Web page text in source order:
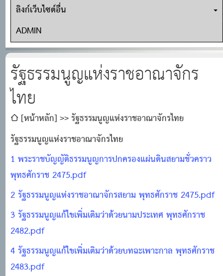
ลิงก์เว็บไซต์อื่น
ADMIN
รัฐธรรมนูญแห่งราชอาณาจักร
ไทย
[หน้าหลัก]
รัฐธรรมนูญแห่งราชอาณาจักรไทย
รัฐธรรมนูญแห่งราชอาณาจักรไทย
1 พระราชบัญญัติธรรมนูญการปกครองแผ่นดินสยามชั่วคราว
พุทธศักราช 2475.pdf
2 รัฐธรรมนูญแห่งราชอาณาจักรสยาม พุทธศักราช 2475.pdf
3 รัฐธรรมนูญแก้ไขเพิ่มเติมว่าด้วยนามประเทศ พุทธศักราช
2482.pdf
4 รัฐธรรมนูญแก้ไขเพิ่มเติมว่าด้วยบทฉะเพาะกาล พุทธศักราช
2483.pdf